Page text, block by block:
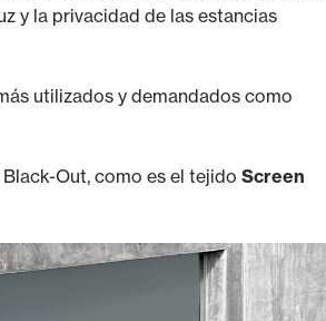
y la privacidad de las estancias
utilizados y demandados como
Out, como es el tejido Screen